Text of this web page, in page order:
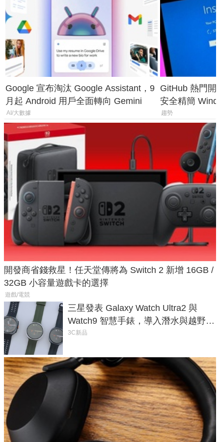
Google 宣布淘汰 Google Assistant，9
月起 Android 用戶全面轉向 Gemini
AI/大數據
GitHub 熱門開
安全精簡
後台追蹤
趨勢
開發商省錢救星！任天堂傳將為 Switch 2 新增 16GB /
32GB 小容量遊戲卡的選擇
遊戲/電競
三星發表 Galaxy Watch Ultra2 與
Watch9 智慧手錶，導入潛水與越野跑
導航功能
3C新品